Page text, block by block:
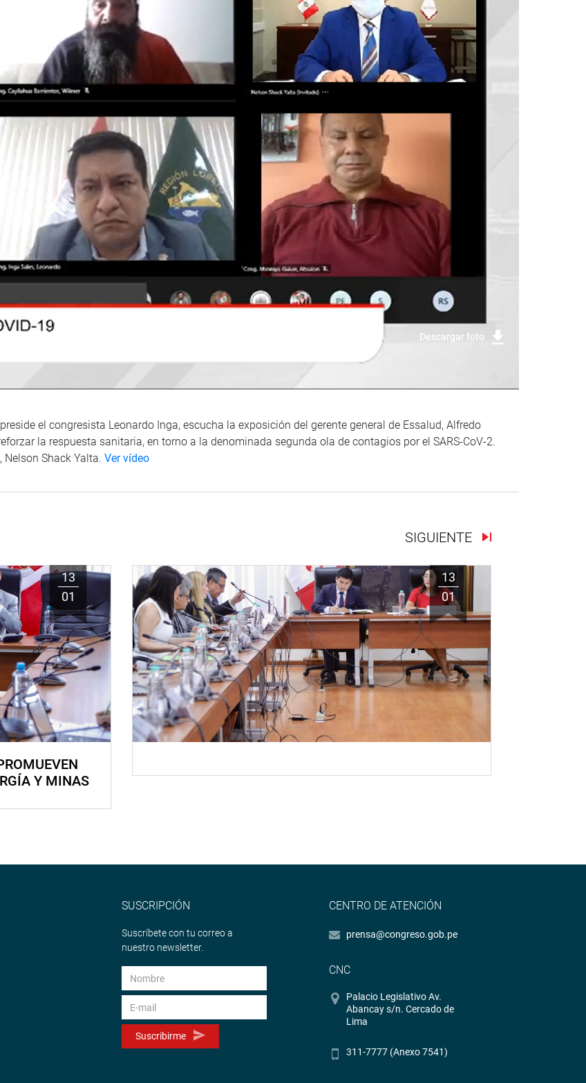
Descargar foto
el congresista Leonardo Inga, escucha la exposición del gerente general de Essalud, Alfredo
la respuesta sanitaria, en torno a la denominada segunda ola de contagios por el SARS-CoV-2.
Shack Yalta. Ver vídeo
SIGUIENTE
13
01
Y MINAS
13
01
SUSCRIPCIÓN
Suscríbete con tu correo a
nuestro newsletter.
Suscribirme
CENTRO DE ATENCIÓN
prensa@congreso.gob.pe
CNC
Palacio Legislativo Av.
Abancay s/n. Cercado de
Lima
311-7777 (Anexo 7541)